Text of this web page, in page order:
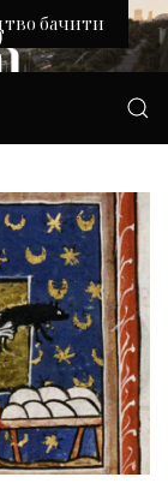
бачити